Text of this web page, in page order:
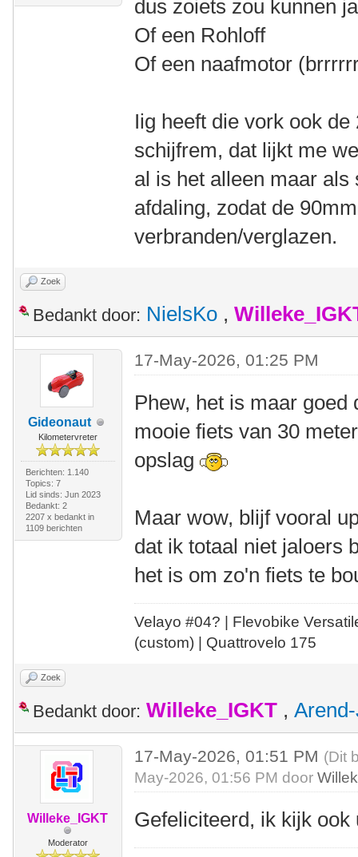
dus zoiets zou kunnen
Of een Rohloff
Of een naafmotor
Iig heeft die vork ook
schijfrem, dat lijkt me
al is het alleen maar
afdaling, zodat de
verbranden/verglazen.
Zoek
Bedankt door: NielsKo ,
Gideonaut
Kilometervreter
Berichten: 1.140
Topics: 7
Lid sinds: Jun 2023
Bedankt: 2
2207 x bedankt in
1109 berichten
17-May-2026, 01:25 PM
Phew, het is maar
mooie fiets van 30
opslag
Maar wow, blijf vooral
dat ik totaal niet jaloers
het is om zo'n fiets te
Velayo #04? | Flevobike
(custom) | Quattrovelo 175
Zoek
Bedankt door: Willeke_IGKT ,
Willeke_IGKT
Moderator
17-May-2026, 01:51 PM (Dit
May-2026, 01:56 PM door
Gefeliciteerd, ik kijk